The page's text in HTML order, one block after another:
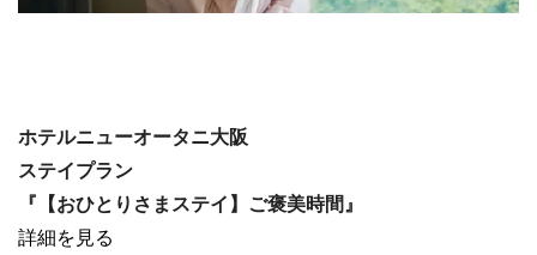
ホテルニューオータニ大阪
ステイプラン
『【おひとりさまステイ】ご褒美時間』
詳細を見る